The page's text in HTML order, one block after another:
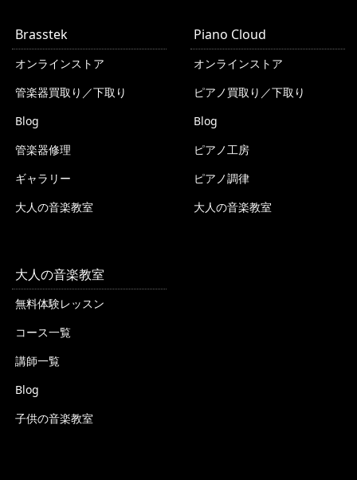
Brasstek
オンラインストア
管楽器買取り／下取り
Blog
管楽器修理
ギャラリー
大人の音楽教室
Piano Cloud
オンラインストア
ピアノ買取り／下取り
Blog
ピアノ工房
ピアノ調律
大人の音楽教室
大人の音楽教室
無料体験レッスン
コース一覧
講師一覧
Blog
子供の音楽教室